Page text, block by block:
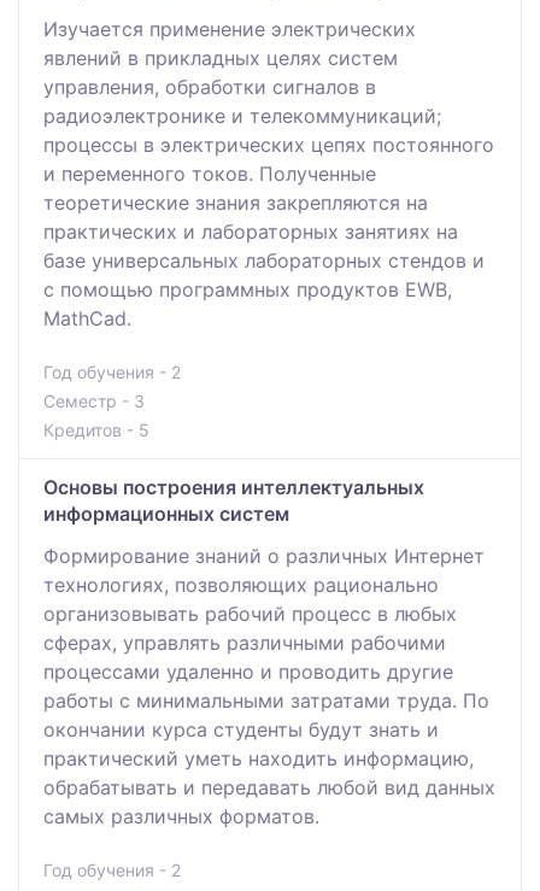
Изучается применение электрических
явлений в прикладных целях систем
управления, обработки сигналов в
радиоэлектронике и телекоммуникаций;
процессы в электрических цепях постоянного
и переменного токов. Полученные
теоретические знания закрепляются на
практических и лабораторных занятиях на
базе универсальных лабораторных стендов и
с помощью программных продуктов EWB,
MathCad.
Год обучения - 2
Семестр - 3
Кредитов - 5
Основы построения интеллектуальных
информационных систем
Формирование знаний о различных Интернет
технологиях, позволяющих рационально
организовывать рабочий процесс в любых
сферах, управлять различными рабочими
процессами удаленно и проводить другие
работы с минимальными затратами труда. По
окончании курса студенты будут знать и
практический уметь находить информацию,
обрабатывать и передавать любой вид данных
самых различных форматов.
Год обучения - 2